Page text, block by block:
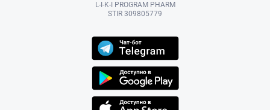
L-I-K-I PROGRAM PHARM
STIR 309805779